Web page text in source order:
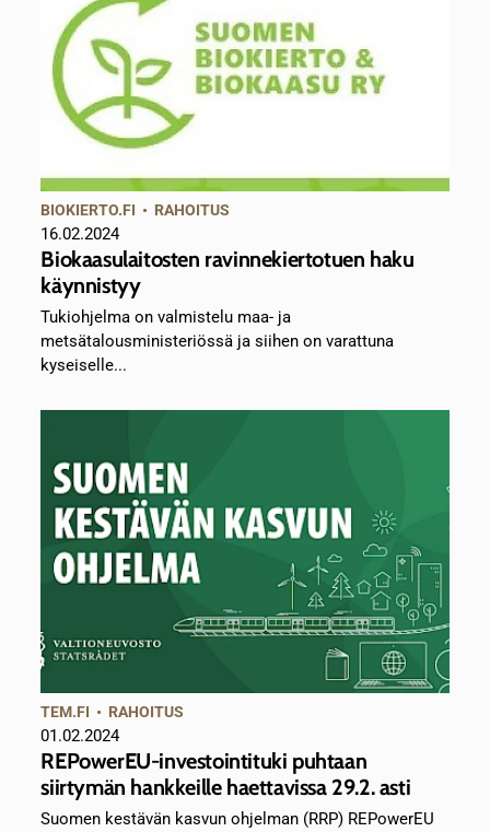
BIOKIERTO.FI • RAHOITUS
16.02.2024
Biokaasulaitosten ravinnekiertotuen haku
käynnistyy
Tukiohjelma on valmistelu maa- ja
metsätalousministeriössä ja siihen on varattuna
kyseiselle...
TEM.FI • RAHOITUS
01.02.2024
REPowerEU-investointituki puhtaan
siirtymän hankkeille haettavissa 29.2. asti
Suomen kestävän kasvun ohjelman (RRP) REPowerEU